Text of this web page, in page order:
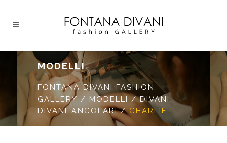
MODELLI
FONTANA DIVANI FASHION
GALLERY / MODELLI /DIVANI ,
DIVANI-ANGOLARI/CHARLIE